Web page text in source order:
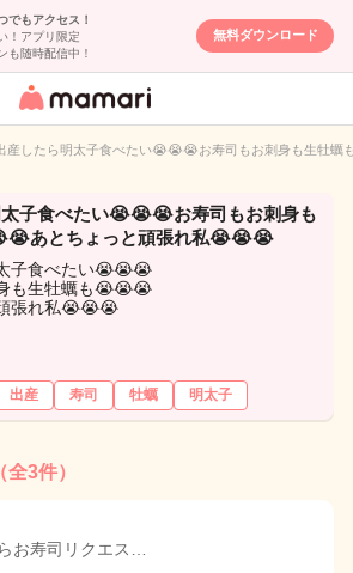
でもアクセス！
！アプリ限定
も随時配信中！
無料ダウンロード
女性専用匿名QA
イト
産したら明太子食べたい😭😭😭お寿司もお刺身も生牡
子食べたい😭😭😭お寿司もお刺身も
あとちょっと頑張れ私😭😭😭
子食べたい😭😭😭
も生牡蠣も😭😭😭
張れ私😭😭😭
出産 寿司 牡蠣 明太子
（全3件）
お寿司リクエス…